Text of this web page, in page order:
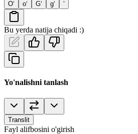
O‘ o‘ G‘ g‘ ’
Bu yerda natija chiqadi :)
Yo'nalishni tanlash
Translit
Fayl alifbosini o'girish